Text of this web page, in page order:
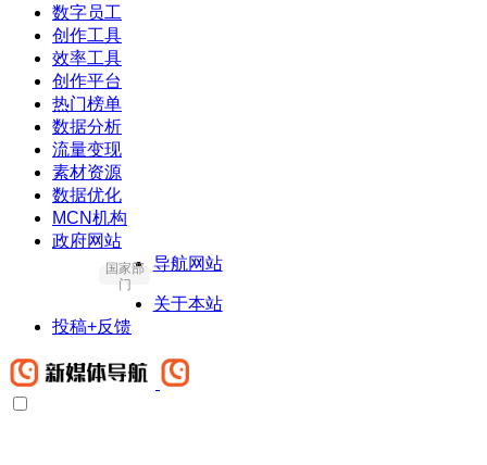
数字员工
创作工具
效率工具
创作平台
热门榜单
数据分析
流量变现
素材资源
数据优化
MCN机构
政府网站
国家部
门
导航网站
关于本站
投稿+反馈